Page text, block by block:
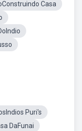
Casa
Puri's
DaFunai